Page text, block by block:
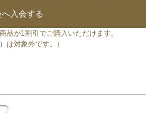
入会する
品が1割引でご購入いただけます。
は対象外です。）